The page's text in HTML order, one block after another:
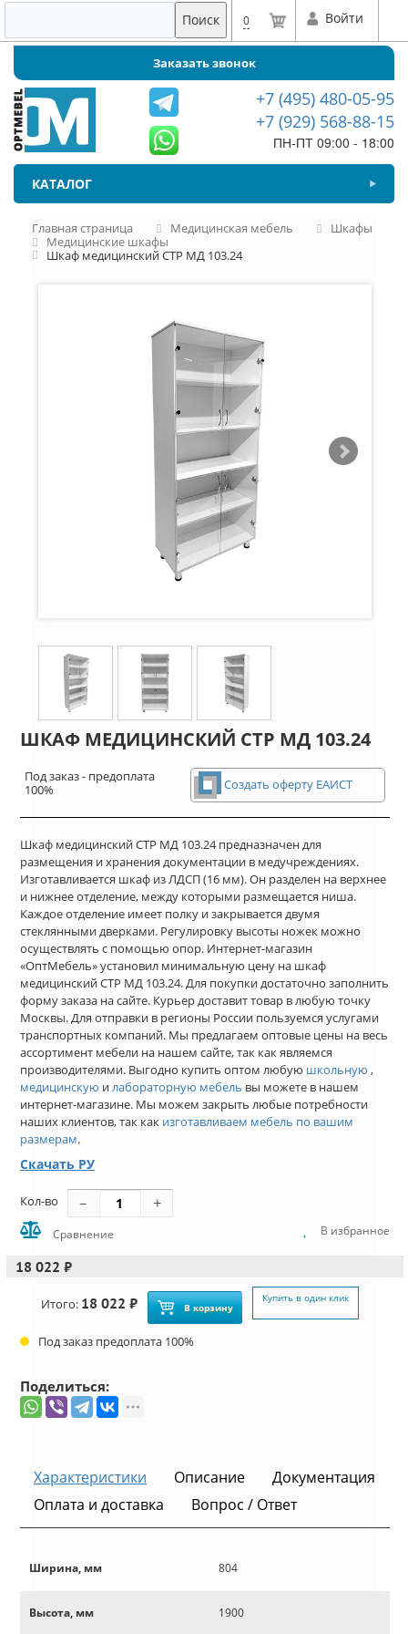
Поиск 0 Войти
Заказать звонок
+7 (495) 480-05-95
+7 (929) 568-88-15
ПН-ПТ 09:00 - 18:00
КАТАЛОГ
Главная страница Медицинская мебель
Шкафы
Медицинские шкафы
Шкаф медицинский СТР МД 103.24
ШКАФ МЕДИЦИНСКИЙ СТР МД 103.24
Под заказ - предоплата
100%
Создать оферту ЕАИСТ
Шкаф медицинский СТР МД 103.24 предназначен для
размещения и хранения документации в медучреждениях.
Изготавливается шкаф из ЛДСП (16 мм). Он разделен на верхнее
и нижнее отделение, между которыми размещается ниша.
Каждое отделение имеет полку и закрывается двумя
стеклянными дверками. Регулировку высоты ножек можно
осуществлять с помощью опор. Интернет-магазин
«ОптМебель» установил минимальную цену на шкаф
медицинский СТР МД 103.24. Для покупки достаточно заполнить
форму заказа на сайте. Курьер доставит товар в любую точку
Москвы. Для отправки в регионы России пользуемся услугами
транспортных компаний. Мы предлагаем оптовые цены на весь
ассортимент мебели на нашем сайте, так как являемся
производителями. Выгодно купить оптом любую школьную ,
медицинскую илабораторную мебель вы можете в нашем
интернет-магазине. Мы можем закрыть любые потребности
наших клиентов, так как изготавливаем мебель по вашим
размерам.
Скачать РУ
Кол-во
Сравнение В избранное
18 022 ₽
Итого: 18 022 ₽ В корзину
Купить в один клик
Под заказ предоплата 100%
Поделиться:
Характеристики Описание
Документация
Оплата и доставка
Вопрос / Ответ
Ширина, мм 804
Высота, мм 1900